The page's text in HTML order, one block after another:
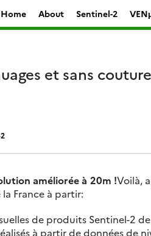
Home About Sentinel-2
et sans
améliorée à 20m !Voilà,
France à partir:
de produits Sentinel-2 de
à partir de données de